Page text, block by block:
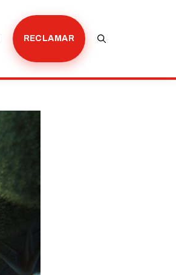
RECLAMAR